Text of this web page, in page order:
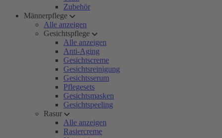
Zubehör
Männerpflege
Alle anzeigen
Gesichtspflege
Alle anzeigen
Anti-Aging
Gesichtscreme
Gesichtsreinigung
Gesichtsserum
Pflegesets
Gesichtsmasken
Gesichtspeeling
Rasur
Alle anzeigen
Rasiercreme